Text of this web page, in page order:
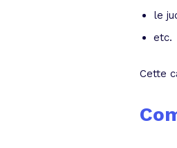
le
etc.
Cette